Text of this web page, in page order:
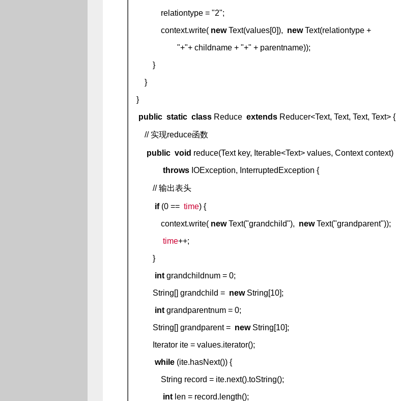
relationtype = "2";
context.write( newText(values[0]), newText(relationtype +
"+"+ childname + "+" + parentname));
}
}
}
public static class Reduce extends Reducer<Text, Text, Text, Text> {
// 实现reduce函数
public void reduce(Text key, Iterable<Text> values, Context context)
throws IOException, InterruptedException {
// 输出表头
if(0 == time) {
context.write( newText("grandchild"), newText("grandparent"));
time++;
}
int grandchildnum = 0;
String[] grandchild = newString[10];
int grandparentnum = 0;
String[] grandparent = newString[10];
Iterator ite = values.iterator();
while (ite.hasNext()) {
String record = ite.next().toString();
int len = record.length();